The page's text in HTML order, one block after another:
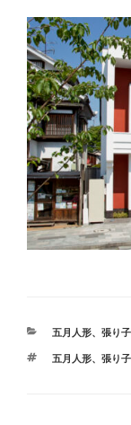
カ
ゴ
五月人形、 張り子
タ
五月人形、張り